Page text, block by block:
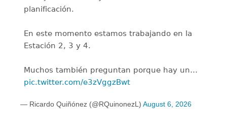
planificación.
En este momento estamos trabajando en la
Estación 2, 3 y 4.
Muchos también preguntan porque hay un…
pic.twitter.com/e3zVggzBwt
— Ricardo Quiñónez (@RQuinonezL) August 6, 2026